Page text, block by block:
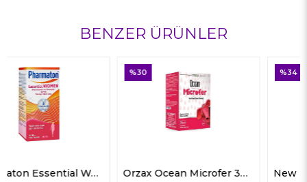
BENZER ÜRÜNLER
Orzax Ocean Microfer 30 ml
%30
New Life C-1000 Plus 30 Kapsül
%34